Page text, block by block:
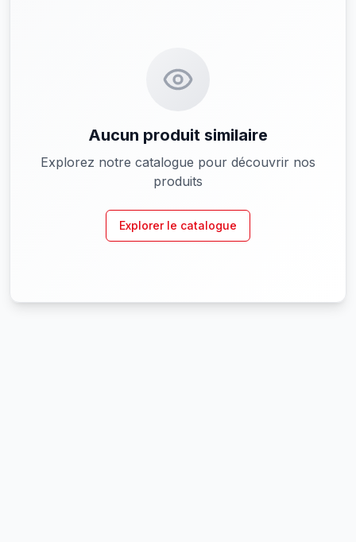
Aucun produit similaire
Explorez notre catalogue pour découvrir nos
produits
Explorer le catalogue